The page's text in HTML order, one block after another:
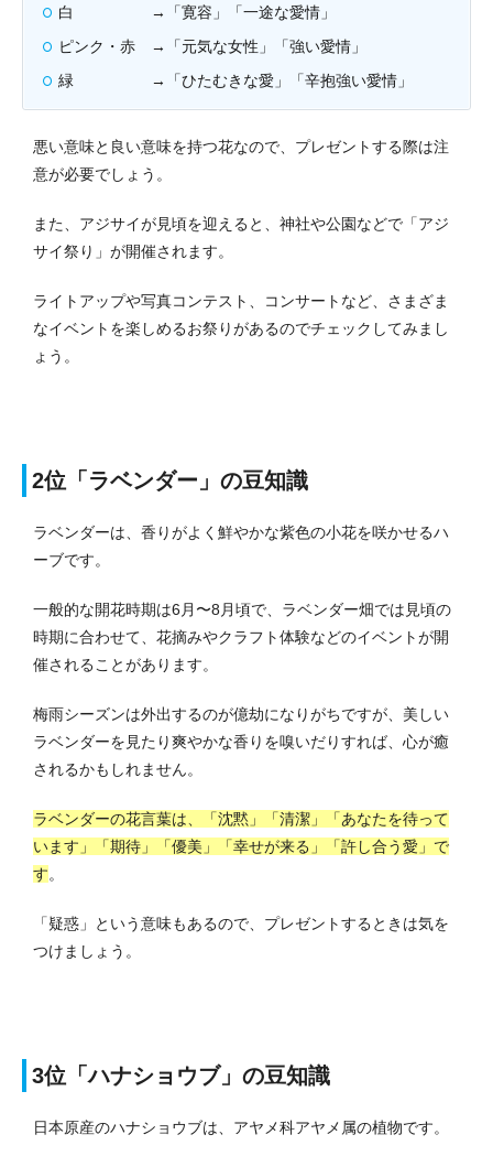
白 →「寛容」「一途な愛情」
ピンク・赤 →「元気な女性」「強い愛情」
緑 →「ひたむきな愛」「辛抱強い愛情」
悪い意味と良い意味を持つ花なので、プレゼントする際は注
意が必要でしょう。
また、アジサイが見頃を迎えると、神社や公園などで「アジ
サイ祭り」が開催されます。
ライトアップや写真コンテスト、コンサートなど、さまざま
なイベントを楽しめるお祭りがあるのでチェックしてみまし
ょう。
2位「ラベンダー」の豆知識
ラベンダーは、香りがよく鮮やかな紫色の小花を咲かせるハ
ーブです。
一般的な開花時期は6月〜8月頃で、ラベンダー畑では見頃の
時期に合わせて、花摘みやクラフト体験などのイベントが開
催されることがあります。
梅雨シーズンは外出するのが億劫になりがちですが、美しい
ラベンダーを見たり爽やかな香りを嗅いだりすれば、心が癒
されるかもしれません。
ラベンダーの花言葉は、「沈黙」「清潔」「あなたを待って
います」「期待」「優美」「幸せが来る」「許し合う愛」で
す。
「疑惑」という意味もあるので、プレゼントするときは気を
つけましょう。
3位「ハナショウブ」の豆知識
日本原産のハナショウブは、アヤメ科アヤメ属の植物です。